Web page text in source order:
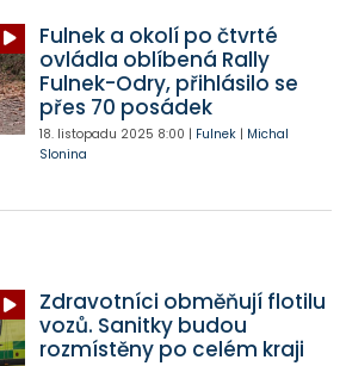
Fulnek a okolí po čtvrté
ovládla oblíbená Rally
Fulnek-Odry, přihlásilo se
přes 70 posádek
18. listopadu 2025 8:00 | Fulnek| Michal
Slonina
Zdravotníci obměňují flotilu
vozů. Sanitky budou
rozmístěny po celém kraji